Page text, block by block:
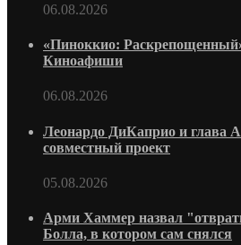
06.08.2026
«Пиноккио:
Киноафиши
06.08.2026
Леонардо ДиКаприо и глава
совместный проект
05.08.2026
Арми Хаммер назвал
Болла, в котором сам снялся